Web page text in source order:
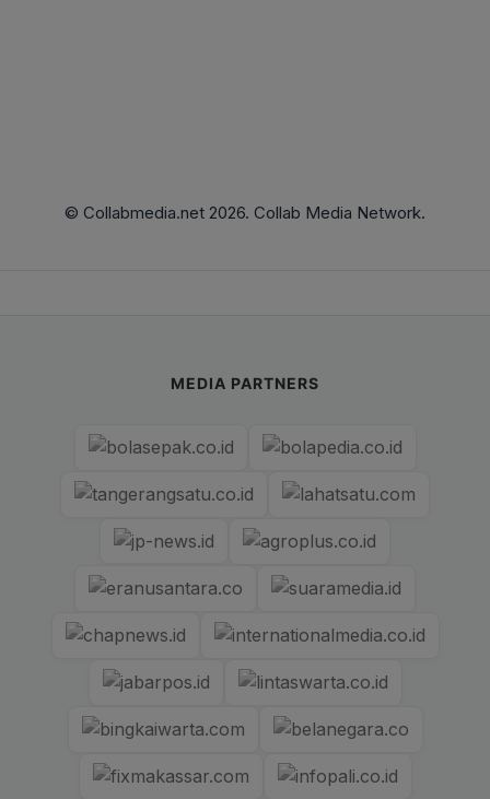
© Collabmedia.net 2026. Collab Media Network.
MEDIA PARTNERS